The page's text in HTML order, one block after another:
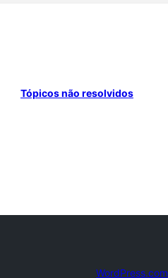
Tópicos não resolvidos
WordPress.com